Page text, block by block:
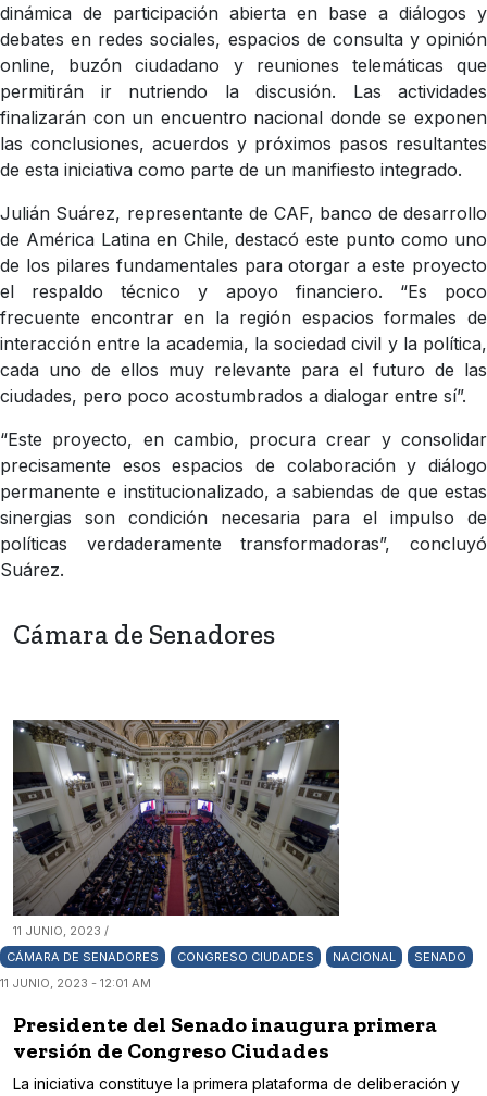
dinámica de participación abierta en base a diálogos y
debates en redes sociales, espacios de consulta y opinión
online, buzón ciudadano y reuniones telemáticas que
permitirán ir nutriendo la discusión. Las actividades
finalizarán con un encuentro nacional donde se exponen
las conclusiones, acuerdos y próximos pasos resultantes
de esta iniciativa como parte de un manifiesto integrado.
Julián Suárez, representante de CAF, banco de desarrollo
de América Latina en Chile, destacó este punto como uno
de los pilares fundamentales para otorgar a este proyecto
el respaldo técnico y apoyo financiero. “Es poco
frecuente encontrar en la región espacios formales de
interacción entre la academia, la sociedad civil y la política,
cada uno de ellos muy relevante para el futuro de las
ciudades, pero poco acostumbrados a dialogar entre sí”.
“Este proyecto, en cambio, procura crear y consolidar
precisamente esos espacios de colaboración y diálogo
permanente e institucionalizado, a sabiendas de que estas
sinergias son condición necesaria para el impulso de
políticas verdaderamente transformadoras”, concluyó
Suárez.
Cámara de Senadores
11 JUNIO, 2023 /
CÁMARA DE SENADORES
CONGRESO CIUDADES NACIONAL
SENADO
11 JUNIO, 2023 - 12:01 AM
Presidente del Senado inaugura primera
versión de Congreso Ciudades
La iniciativa constituye la primera plataforma de deliberación y